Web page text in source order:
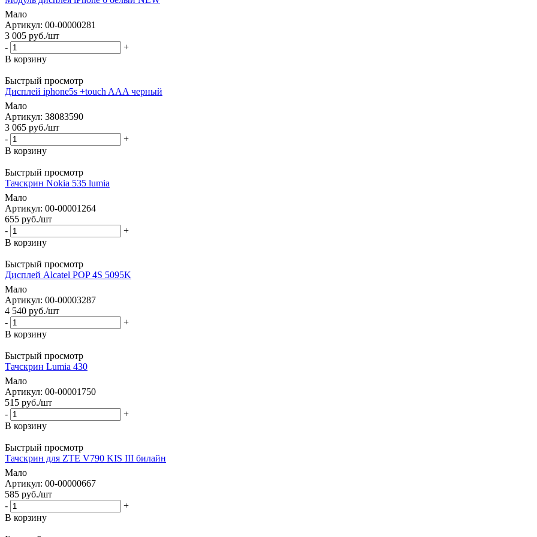
Мало
Артикул: 00-00000281
3 005 руб./шт
-
+
В корзину
Быстрый просмотр
Дисплей iphone5s +touch AAA черный
Мало
Артикул: 38083590
3 065 руб./шт
-
+
В корзину
Быстрый просмотр
Тачскрин Nokia 535 lumia
Мало
Артикул: 00-00001264
655 руб./шт
-
+
В корзину
Быстрый просмотр
Дисплей Alcatel POP 4S 5095K
Мало
Артикул: 00-00003287
4 540 руб./шт
-
+
В корзину
Быстрый просмотр
Тачскрин Lumia 430
Мало
Артикул: 00-00001750
515 руб./шт
-
+
В корзину
Быстрый просмотр
Тачскрин для ZTE V790 KIS III билайн
Мало
Артикул: 00-00000667
585 руб./шт
-
+
В корзину